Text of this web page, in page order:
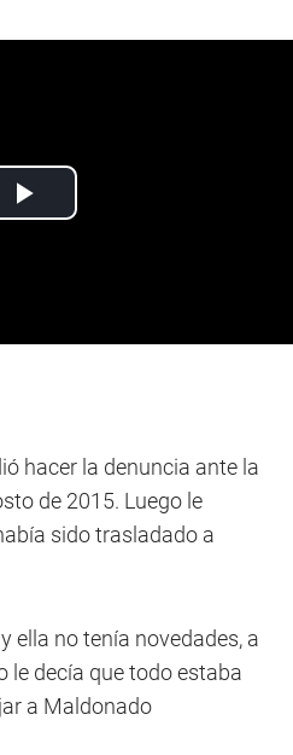
hacer la denuncia ante la
de 2015. Luego le
sido trasladado a
ella no tenía novedades, a
le decía que todo estaba
a Maldonado